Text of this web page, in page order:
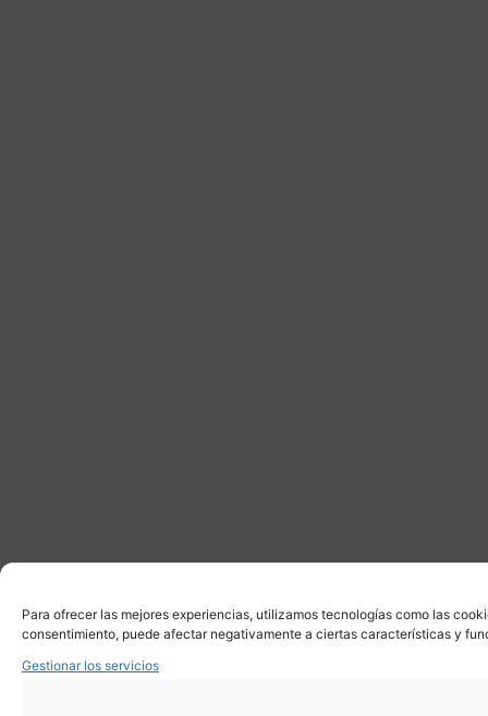
Para ofrecer las mejores experiencias, utilizamos tecnologías como las
consentimiento, puede afectar negativamente a ciertas características y
Gestionar los servicios